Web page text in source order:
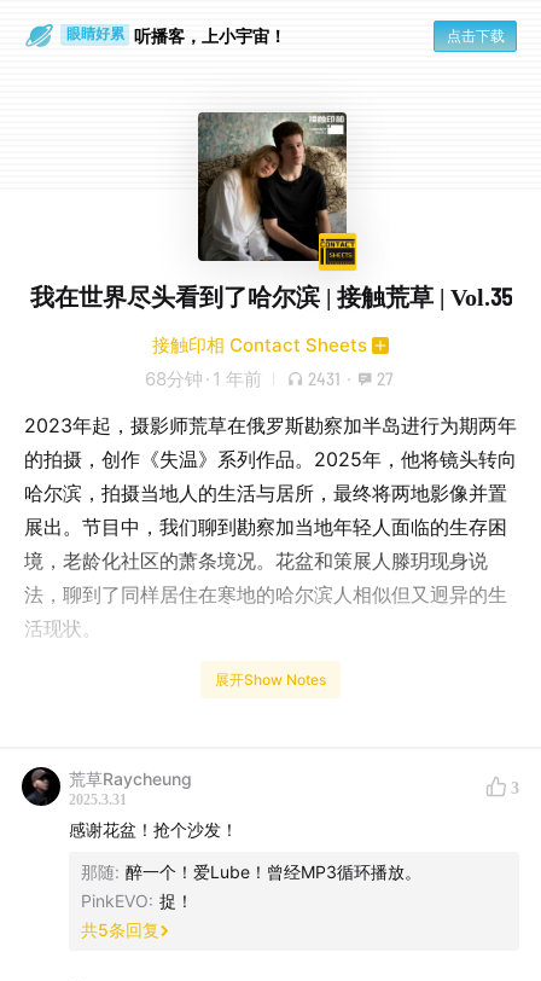
眼睛好累 听播客，上小宇宙！ 点击下载
我在世界尽头看到了哈尔滨 | 接触荒草 | Vol.35
接触印相 Contact Sheets
68分钟 · 1 年前 2431 · 27
2023年起，摄影师荒草在俄罗斯勘察加半岛进行为期两年
的拍摄，创作《失温》系列作品。2025年，他将镜头转向
哈尔滨，拍摄当地人的生活与居所，最终将两地影像并置
展出。节目中，我们聊到勘察加当地年轻人面临的生存困
境，老龄化社区的萧条境况。花盆和策展人滕玥现身说
法，聊到了同样居住在寒地的哈尔滨人相似但又迥异的生
活现状。
荒草 （微博@荒草JOYZOOM
人文/商业摄影师
哈苏官方样片摄影师
展开Show Notes
荒草Raycheung
2025.3.31
3
感谢花盆！抢个沙发！
那随: 醉一个！爱Lube！曾经MP3循环播放。
PinkEVO: 捉！
共5条回复